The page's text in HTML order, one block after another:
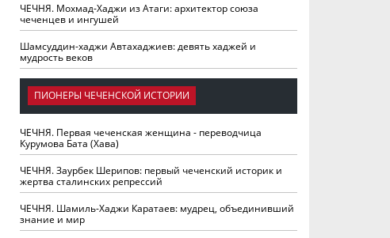
ЧЕЧНЯ. Мохмад-Хаджи из Атаги: архитектор союза
чеченцев и ингушей
Шамсуддин-хаджи Автахаджиев: девять хаджей и
мудрость веков
ПИОНЕРЫ ЧЕЧЕНСКОЙ ИСТОРИИ
ЧЕЧНЯ. Первая чеченская женщина - переводчица
Курумова Бата (Хава)
ЧЕЧНЯ. Заурбек Шерипов: первый чеченский историк и
жертва сталинских репрессий
ЧЕЧНЯ. Шамиль-Хаджи Каратаев: мудрец, объединивший
знание и мир